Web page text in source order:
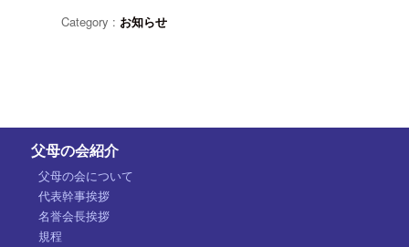
Category : お知らせ
父母の会紹介
父母の会について
代表幹事挨拶
名誉会長挨拶
規程